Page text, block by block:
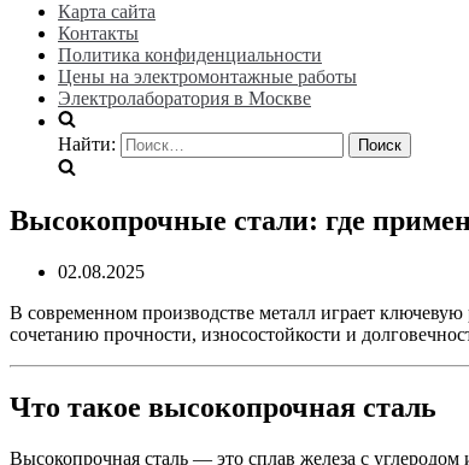
Карта сайта
Контакты
Политика конфиденциальности
Цены на электромонтажные работы
Электролаборатория в Москве
Найти:
Высокопрочные стали: где
02.08.2025
В современном производстве металл играет
сочетанию прочности, износостойкости и
Что такое высокопрочная сталь
Высокопрочная сталь — это сплав железа с